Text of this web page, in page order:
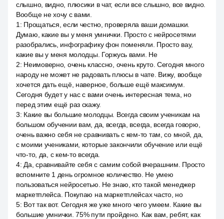
слышно, видно, плюсики в чат, если все слышно, все видно.
Вообще не хочу с вами.
1 : Прощаться, если честно, проверяла ваши домашки.
Думаю, какие вы у меня умнички. Просто с нейросетями
разобрались, инфографику фон поменяли. Просто вау,
какие вы у меня молодцы. Горжусь вами. Не
2: Неимоверно, очень классно, очень круто. Сегодня много
народу не может не радовать плюсы в чате. Вижу, вообще
хочется дать ещё, наверное, больше ещё максимум.
Сегодня будет у нас с вами очень интересная тема, но
перед этим ещё раз скажу.
3: Какие вы большие молодцы. Всегда своим ученикам на
большом обучении вам, да, всегда, всегда, всегда говорю,
очень важно себя не сравнивать с кем-то там, со мной, да,
с моими учениками, которые закончили обучение или ещё
что-то, да, с кем-то всегда.
4: Да, сравнивайте себя с самим собой вчерашним. Просто
вспомните 1 день огромное количество. Не умею
пользоваться нейросетью. Не знаю, кто такой менеджер
маркетплейса. Покупаю на маркетплейсах часто, но
5: Вот так вот. Сегодня же уже много чего умеем. Какие вы
большие умнички. 75% пути пройдено. Как вам, ребят, как